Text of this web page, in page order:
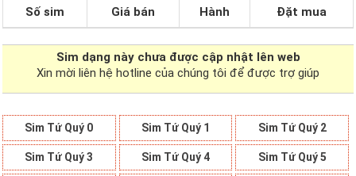
Số sim Giá bán Hành Đặt mua
Sim dạng này chưa được cập nhật lên web
Xin mời liên hệ hotline của chúng tôi để được trợ giúp
Sim Tứ Quý 0 Sim Tứ Quý 1 Sim Tứ Quý 2
Sim Tứ Quý 3 Sim Tứ Quý 4 Sim Tứ Quý 5